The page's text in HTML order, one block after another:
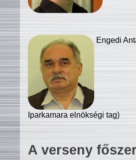
Engedi
Iparkamara elnökségi tag)
A verseny